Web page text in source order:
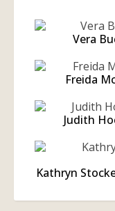
Vera
Freida
Judith
Kathryn